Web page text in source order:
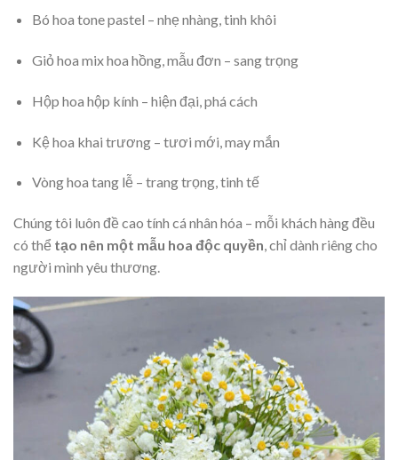
Bó hoa tone pastel – nhẹ nhàng, tinh khôi
Giỏ hoa mix hoa hồng, mẫu đơn – sang trọng
Hộp hoa hộp kính – hiện đại, phá cách
Kệ hoa khai trương – tươi mới, may mắn
Vòng hoa tang lễ – trang trọng, tinh tế
Chúng tôi luôn đề cao tính cá nhân hóa – mỗi khách hàng đều
có thể tạo nên một mẫu hoa độc quyền, chỉ dành riêng cho
người mình yêu thương.